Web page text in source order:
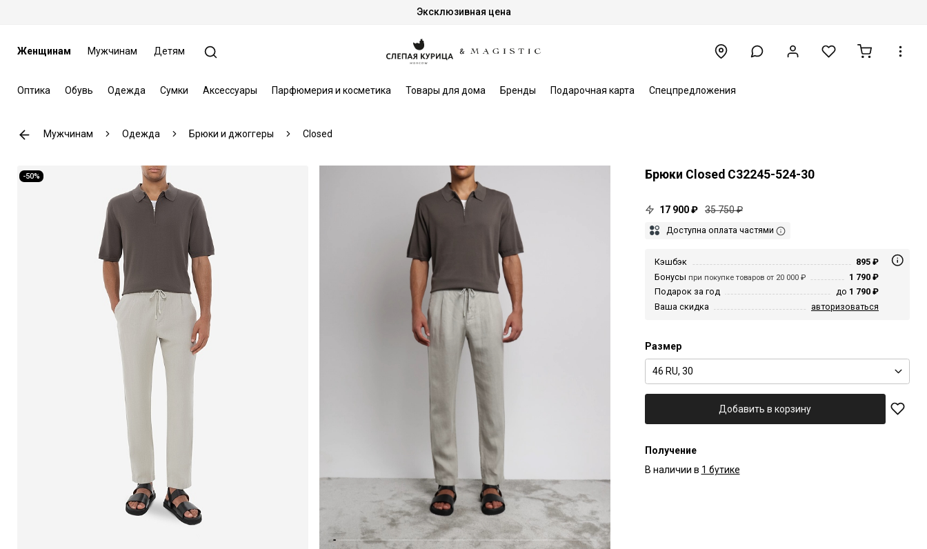
Эксклюзивная цена
Женщинам Мужчинам Детям
Оптика Обувь Одежда Сумки Аксессуары Парфюмерия и косметика Товары для дома Бренды Подарочная карта Спецпредложения
Мужчинам Одежда Брюки и джоггеры Closed
-50% Брюки Closed C32245-524-30
17 900 ₽ 35 750 ₽
Доступна оплата частями
Кэшбэк
895 ₽
Бонусы при покупке товаров от 20 000 ₽
1 790 ₽
Подарок за год
до 1 790 ₽
Ваша скидка
авторизоваться
Размер
46 RU, 30
Добавить в корзину
Получение
В наличии в 1 бутике